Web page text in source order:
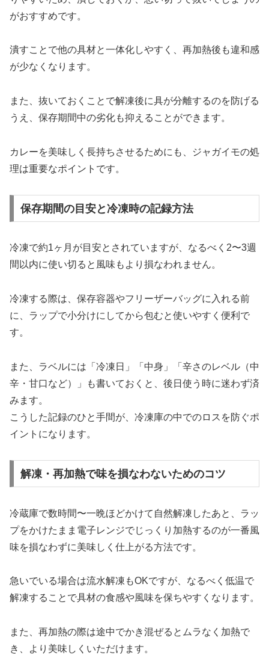
がおすすめです。
潰すことで他の具材と一体化しやすく、再加熱後も違和感
が少なくなります。
また、抜いておくことで解凍後に具が分離するのを防げる
うえ、保存期間中の劣化も抑えることができます。
カレーを美味しく長持ちさせるためにも、ジャガイモの処
理は重要なポイントです。
保存期間の目安と冷凍時の記録方法
冷凍で約1ヶ月が目安とされていますが、なるべく2〜3週
間以内に使い切ると風味もより損なわれません。
冷凍する際は、保存容器やフリーザーバッグに入れる前
に、ラップで小分けにしてから包むと使いやすく便利で
す。
また、ラベルには「冷凍日」「中身」「辛さのレベル（中
辛・甘口など）」も書いておくと、後日使う時に迷わず済
みます。
こうした記録のひと手間が、冷凍庫の中でのロスを防ぐポ
イントになります。
解凍・再加熱で味を損なわないためのコツ
冷蔵庫で数時間〜一晩ほどかけて自然解凍したあと、ラッ
プをかけたまま電子レンジでじっくり加熱するのが一番風
味を損なわずに美味しく仕上がる方法です。
急いでいる場合は流水解凍もOKですが、なるべく低温で
解凍することで具材の食感や風味を保ちやすくなります。
また、再加熱の際は途中でかき混ぜるとムラなく加熱で
き、より美味しくいただけます。